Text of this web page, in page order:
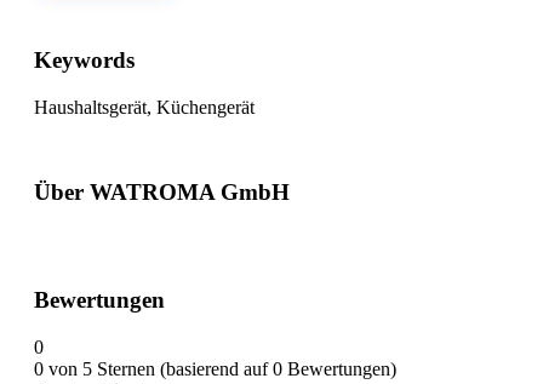
Keywords
Haushaltsgerät, Küchengerät
Über WATROMA GmbH
Bewertungen
0
0 von 5 Sternen (basierend auf 0 Bewertungen)